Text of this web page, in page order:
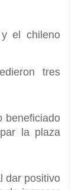
el chileno
tres
beneficiado
la plaza
dar positivo